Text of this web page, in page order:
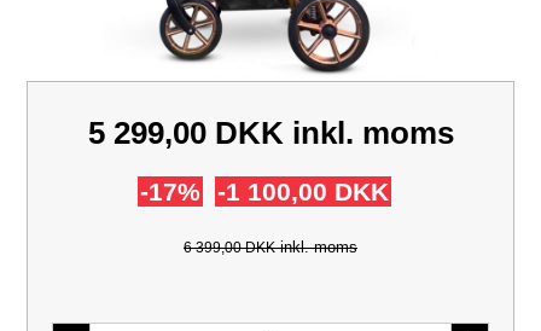
5 299,00 DKKinkl. moms
-17% -1 100,00 DKK
6 399,00 DKKinkl. moms